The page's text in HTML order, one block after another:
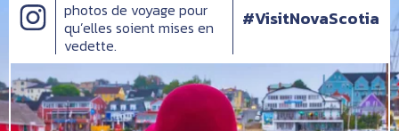
photos de voyage pour
qu’elles soient mises en
vedette.
#VisitNovaScotia